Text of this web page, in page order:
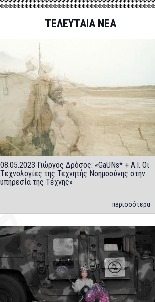
ΤΕΛΕΥΤΑΙΑ ΝΕΑ
08.05.2023 Γιώργος Δρόσος: «GaUNs* + A.I. Οι
Tεχνολογίες της Τεχνητής Νοημοσύνης στην
υπηρεσία της Τέχνης»
περισσότερα